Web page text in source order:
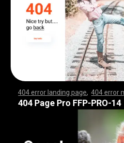
404 error landing page ,404 error
,,,,,,,,,,,,,,,,,,,,,,,, ,,,,,,,,,,,
,,,,,,,,,,,,,,,,,,,,,,,, ,,,,,,,,,,,
,,,,,,,,,,,,,,,,,,,,,,,, ,,,,,,,,,,,
,,,,,,,,,,,,,,,,,,,,,,,, ,,,,,,,,,,,
,,,,,,,,,,,,,,,,,,,,,,,, ,,,,,,,,,,,
,,,,,,,,,,,,,,,,,,,,,,,, ,,,,,,,,,,,
,,,,,,,,,,,,,,,,,,,,,,,, ,,,,,,,,,,,
,,,,,,,,,,,,,,,,,,,,,,,, ,,,,,,,,,,,
404 Page Pro FFP-PRO-14